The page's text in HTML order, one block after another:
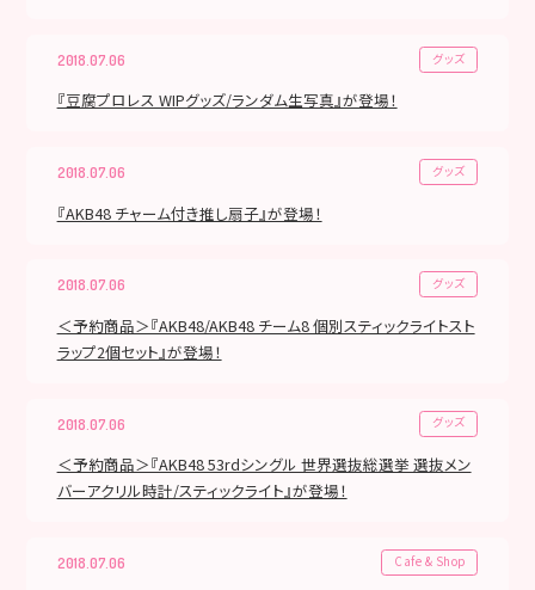
2018.07.06 グッズ
『豆腐プロレス WIPグッズ/ランダム生写真』が登場！
2018.07.06 グッズ
『AKB48 チャーム付き推し扇子』が登場！
2018.07.06 グッズ
＜予約商品＞『AKB48/AKB48 チーム8 個別スティックライトスト
ラップ2個セット』が登場！
2018.07.06 グッズ
＜予約商品＞『AKB48 53rdシングル 世界選抜総選挙 選抜メン
バーアクリル時計/スティックライト』が登場！
2018.07.06 Cafe & Shop